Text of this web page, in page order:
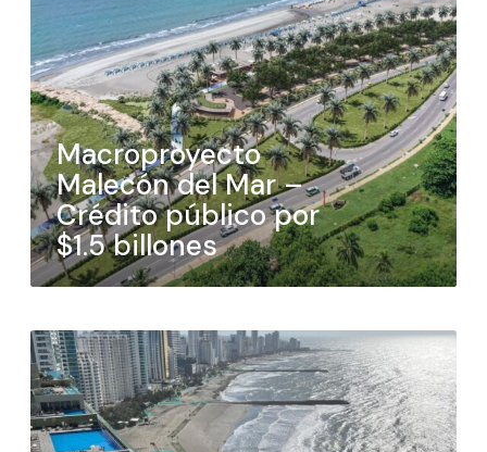
Macroproyecto
Malecón del Mar –
Crédito público por
$1.5 billones